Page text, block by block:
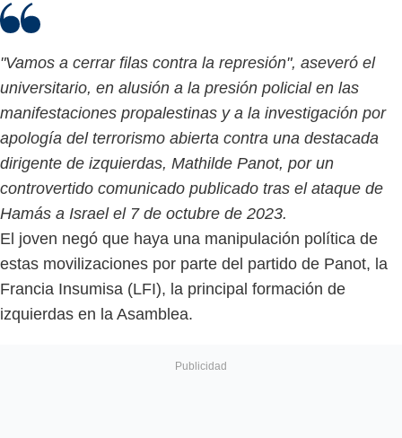
"Vamos a cerrar filas contra la represión", aseveró el
universitario, en alusión a la presión policial en las
manifestaciones propalestinas y a la investigación por
apología del terrorismo abierta contra una destacada
dirigente de izquierdas, Mathilde Panot, por un
controvertido comunicado publicado tras el ataque de
Hamás a Israel el 7 de octubre de 2023.
El joven negó que haya una manipulación política de
estas movilizaciones por parte del partido de Panot, la
Francia Insumisa (LFI), la principal formación de
izquierdas en la Asamblea.